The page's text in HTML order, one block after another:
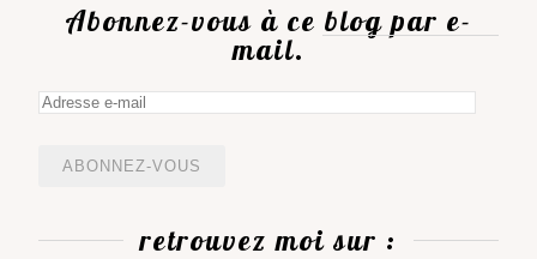
Abonnez-vous à ce blog par e-
mail.
Adresse
mail
retrouvez moi sur :